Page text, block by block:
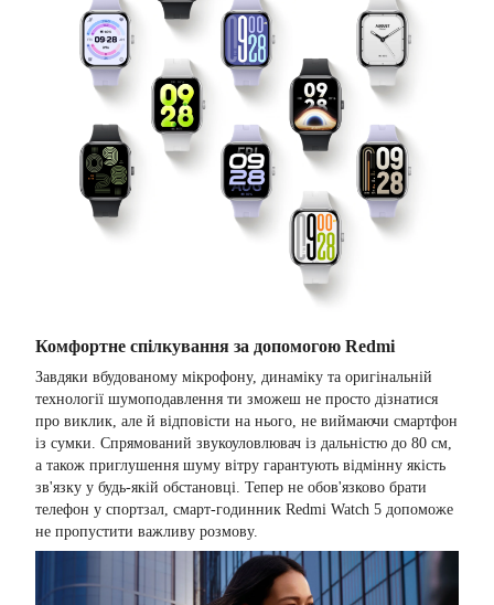
Комфортне спілкування за допомогою Redmi
Завдяки вбудованому мікрофону, динаміку та оригінальній
технології шумоподавлення ти зможеш не просто дізнатися
про виклик, але й відповісти на нього, не виймаючи смартфон
із сумки. Спрямований звукоуловлювач із дальністю до 80 см,
а також приглушення шуму вітру гарантують відмінну якість
зв'язку у будь-якій обстановці. Тепер не обов'язково брати
телефон у спортзал, смарт-годинник Redmi Watch 5 допоможе
не пропустити важливу розмову.